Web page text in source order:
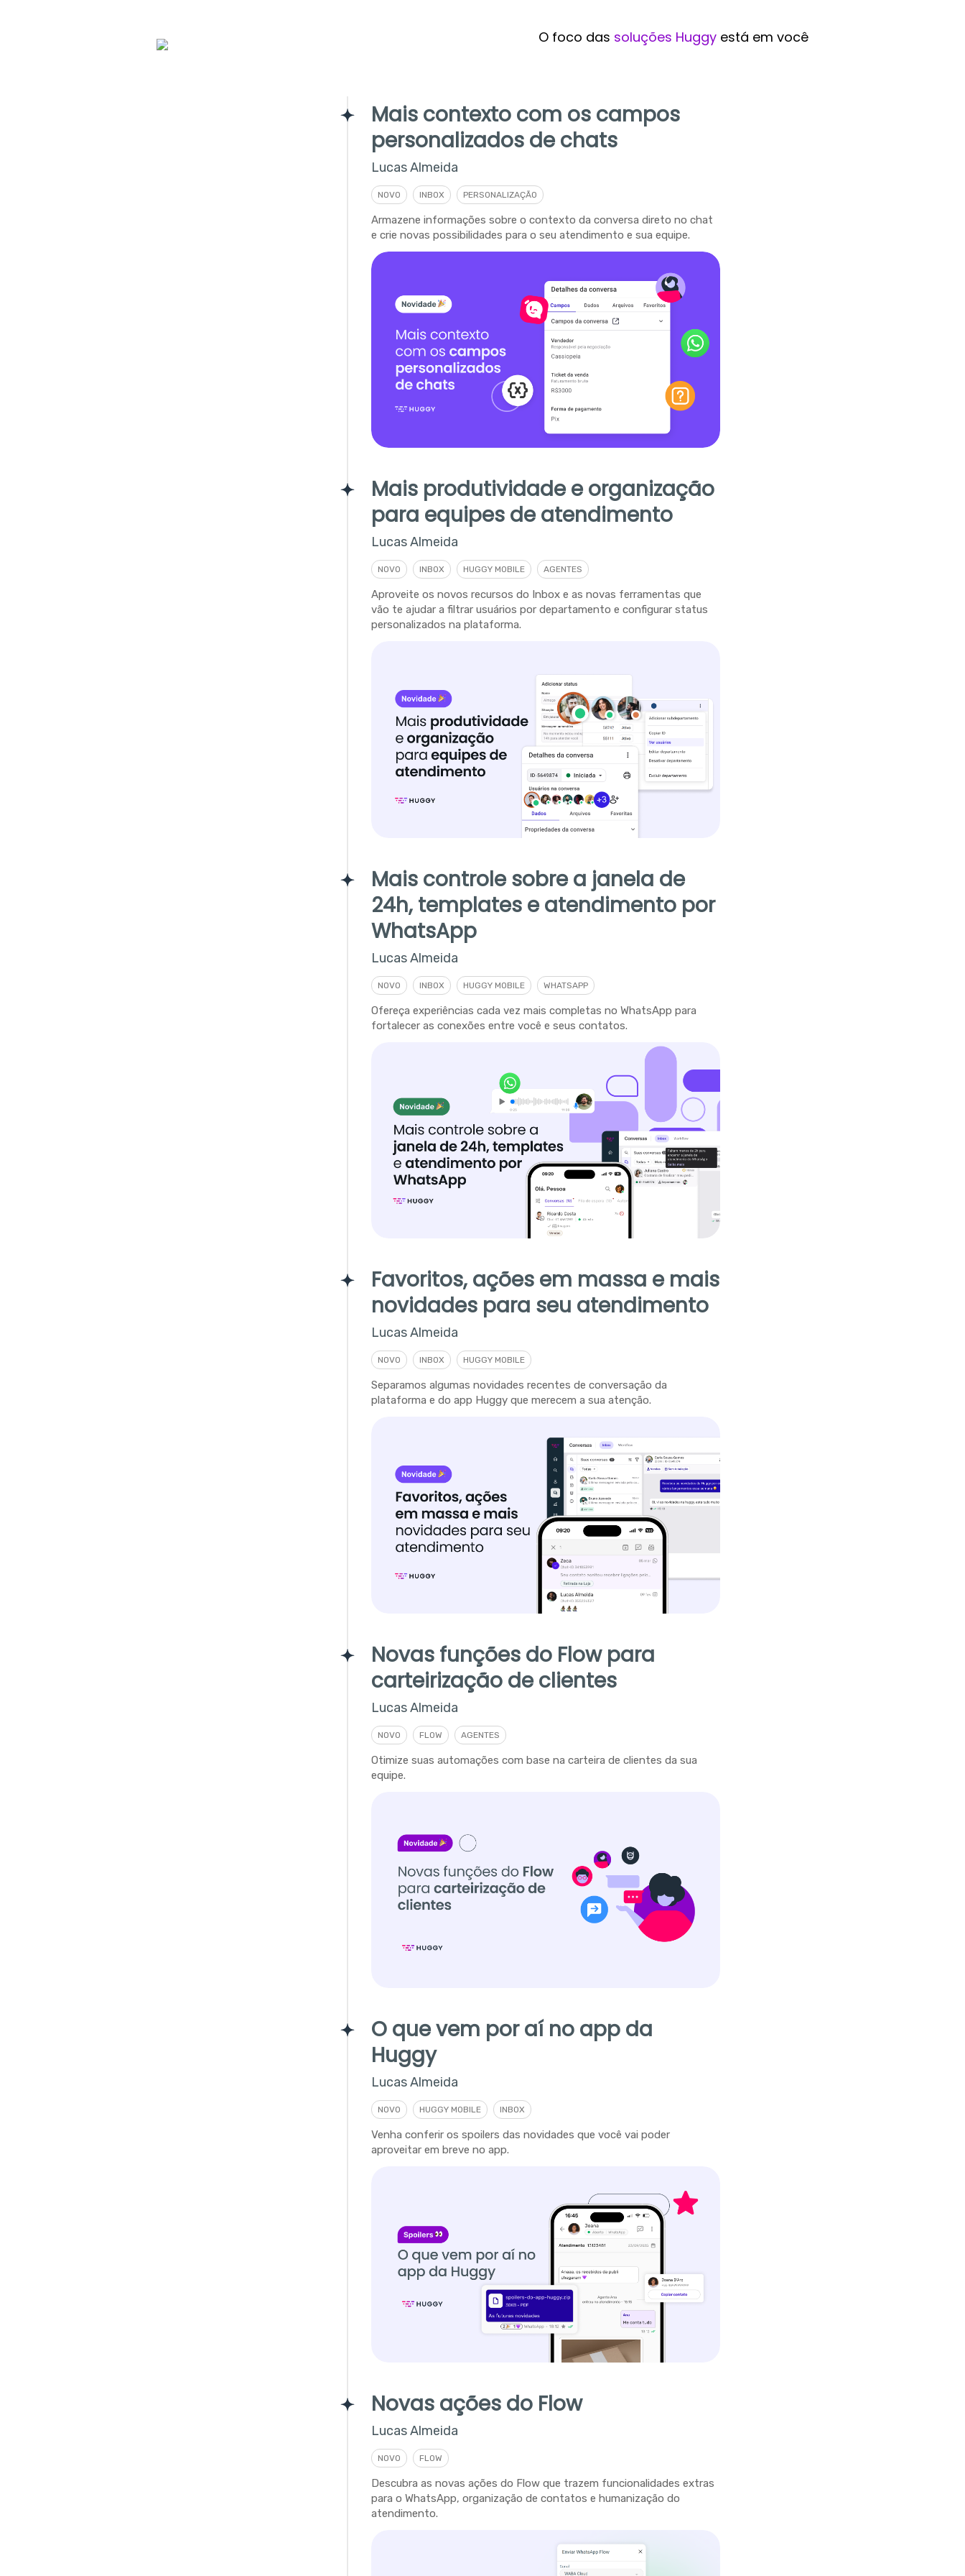
O foco das soluções Huggyestá em você
Mais contexto com os campos
personalizados de chats
Lucas Almeida
NOVO INBOX PERSONALIZAÇÃO
Armazene informações sobre o contexto da conversa direto no chat
e crie novas possibilidades para o seu atendimento e sua equipe.
Mais produtividade e organização
para equipes de atendimento
Lucas Almeida
NOVO INBOX HUGGY MOBILE AGENTES
Aproveite os novos recursos do Inbox e as novas ferramentas que
vão te ajudar a filtrar usuários por departamento e configurar status
personalizados na plataforma.
Mais controle sobre a janela de
24h, templates e atendimento por
WhatsApp
Lucas Almeida
NOVO INBOX HUGGY MOBILE WHATSAPP
Ofereça experiências cada vez mais completas no WhatsApp para
fortalecer as conexões entre você e seus contatos.
Favoritos, ações em massa e mais
novidades para seu atendimento
Lucas Almeida
NOVO INBOX HUGGY MOBILE
Separamos algumas novidades recentes de conversação da
plataforma e do app Huggy que merecem a sua atenção.
Novas funções do Flow para
carteirização de clientes
Lucas Almeida
NOVO FLOW AGENTES
Otimize suas automações com base na carteira de clientes da sua
equipe.
O que vem por aí no app da
Huggy
Lucas Almeida
NOVO HUGGY MOBILE INBOX
Venha conferir os spoilers das novidades que você vai poder
aproveitar em breve no app.
Novas ações do Flow
Lucas Almeida
NOVO FLOW
Descubra as novas ações do Flow que trazem funcionalidades extras
para o WhatsApp, organização de contatos e humanização do
atendimento.